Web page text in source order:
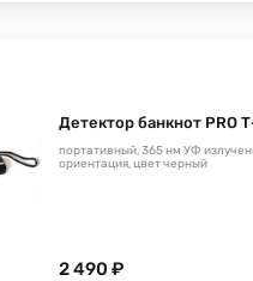
Детектор банкнот PRO
портативный, 365 нм УФ
ориентация, цвет черный
2 490 ₽